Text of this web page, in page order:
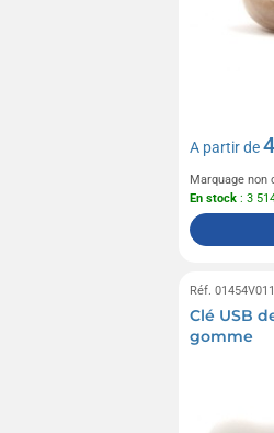
A partir de
Marquage non
En stock : 3
Réf.
Clé USB
gomme